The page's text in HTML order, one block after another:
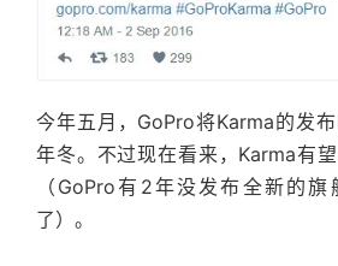
今年五月，GoPro将Karma的发
年冬。不过现在看来，Karma有
（GoPro有2年没发布全新的
了）。